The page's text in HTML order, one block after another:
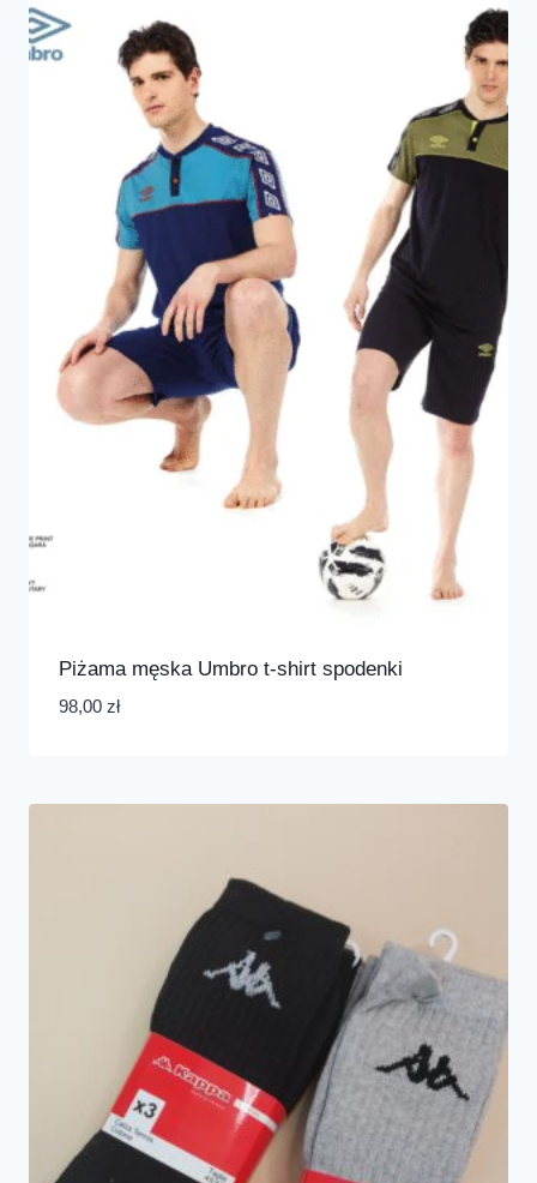
Piżama męska Umbro t-shirt spodenki
98,00 zł